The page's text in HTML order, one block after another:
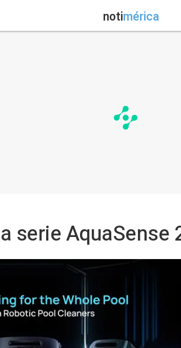
notimérica
serie AquaSense